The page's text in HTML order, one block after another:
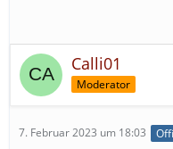
Calli01
Moderator
7. Februar 2023 um 18:03